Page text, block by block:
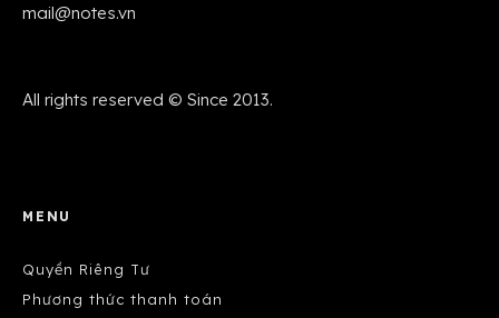
mail@notes.vn
All rights reserved © Since 2013.
MENU
Quyền Riêng Tư
Phương thức thanh toán